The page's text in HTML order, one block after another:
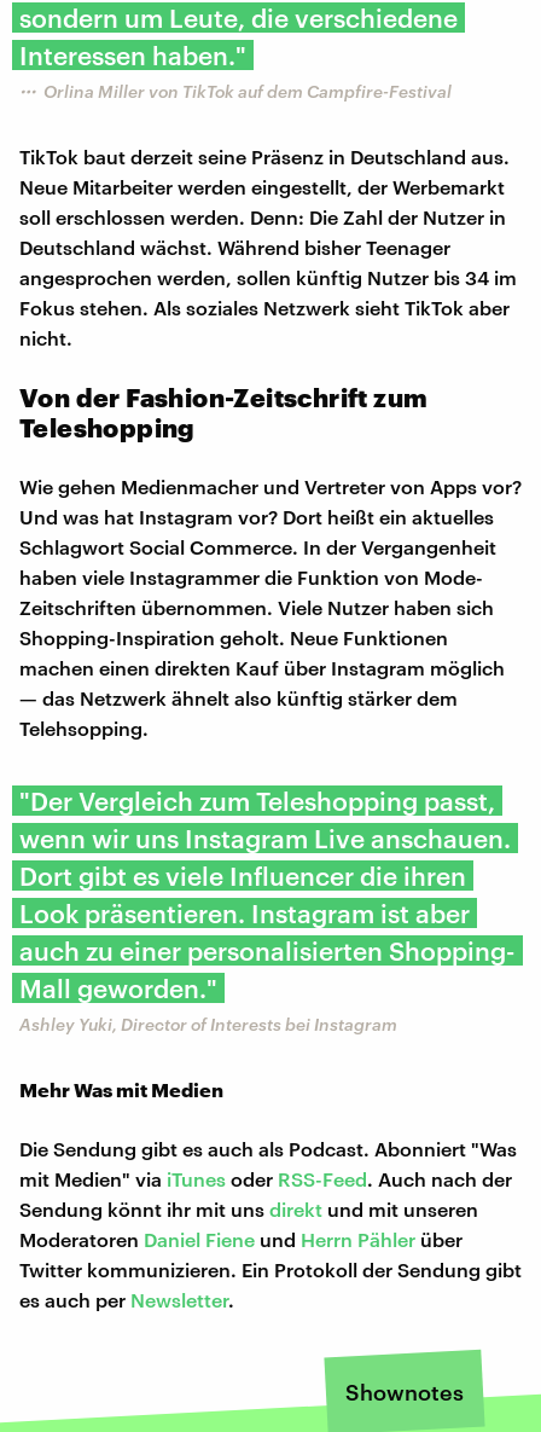
sondern um Leute, die verschiedene
Interessen haben."
Orlina Miller von TikTok auf dem Campfire-Festival
TikTok baut derzeit seine Präsenz in Deutschland aus.
Neue Mitarbeiter werden eingestellt, der Werbemarkt
soll erschlossen werden. Denn: Die Zahl der Nutzer in
Deutschland wächst. Während bisher Teenager
angesprochen werden, sollen künftig Nutzer bis 34 im
Fokus stehen. Als soziales Netzwerk sieht TikTok aber
nicht.
Von der Fashion-Zeitschrift zum
Teleshopping
Wie gehen Medienmacher und Vertreter von Apps vor?
Und was hat Instagram vor? Dort heißt ein aktuelles
Schlagwort Social Commerce. In der Vergangenheit
haben viele Instagrammer die Funktion von Mode-
Zeitschriften übernommen. Viele Nutzer haben sich
Shopping-Inspiration geholt. Neue Funktionen
machen einen direkten Kauf über Instagram möglich
— das Netzwerk ähnelt also künftig stärker dem
Telehsopping.
"Der Vergleich zum Teleshopping passt,
wenn wir uns Instagram Live anschauen.
Dort gibt es viele Influencer die ihren
Look präsentieren. Instagram ist aber
auch zu einer personalisierten Shopping-
Mall geworden."
Ashley Yuki, Director of Interests bei Instagram
Mehr Was mit Medien
Die Sendung gibt es auch als Podcast. Abonniert "Was
mit Medien" via iTunes oder RSS-Feed. Auch nach der
Sendung könnt ihr mit uns direkt und mit unseren
Moderatoren Daniel Fiene und Herrn Pähler über
Twitter kommunizieren. Ein Protokoll der Sendung gibt
es auch per Newsletter.
Shownotes